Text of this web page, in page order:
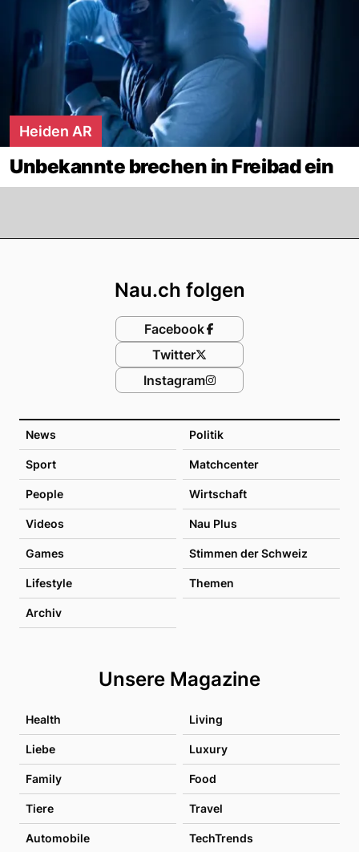
Heiden AR
Unbekannte brechen in Freibad ein
News Politik
Sport Matchcenter
People Wirtschaft
Videos Nau Plus
Games Stimmen der Schweiz
Lifestyle Themen
Archiv
Unsere Magazine
Health Living
Liebe Luxury
Family Food
Tiere Travel
Automobile TechTrends
Nau.ch folgen
Facebook
Twitter
Instagram